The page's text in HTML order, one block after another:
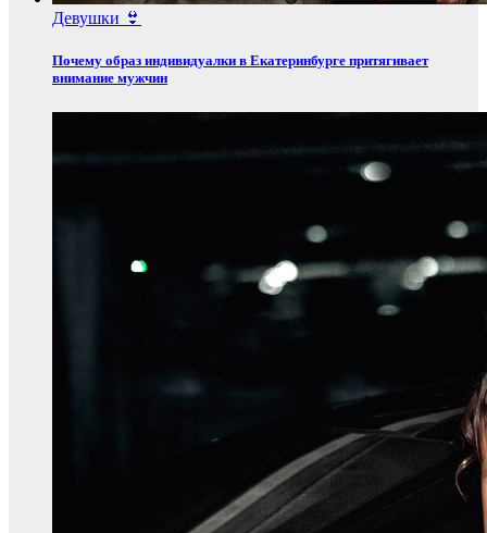
Девушки 👙
Почему образ индивидуалки в Екатеринбурге притягивает
внимание мужчин